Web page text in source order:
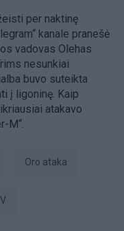
per naktinę
kanale pranešė
vadovas Olehas
nesunkiai
buvo suteikta
į ligoninę. Kaip
atakavo
M“.
oro ataka